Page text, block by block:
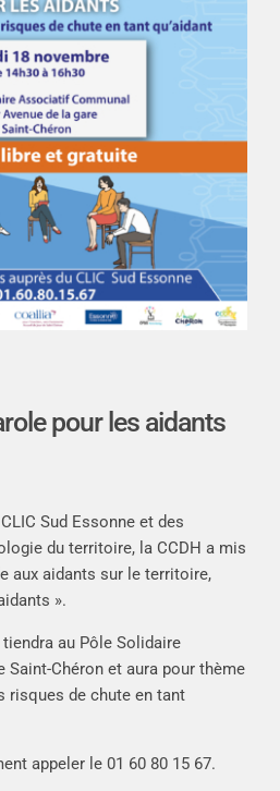
pour les aidants
Sud Essonne et des
du territoire, la CCDH a mis
aux aidants sur le territoire,
».
au Pôle Solidaire
Chéron et aura pour thème
risques de chute en tant
appeler le 01 60 80 15 67.